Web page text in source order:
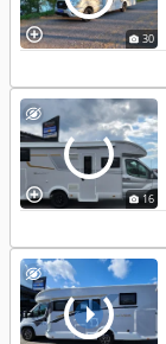
30
16